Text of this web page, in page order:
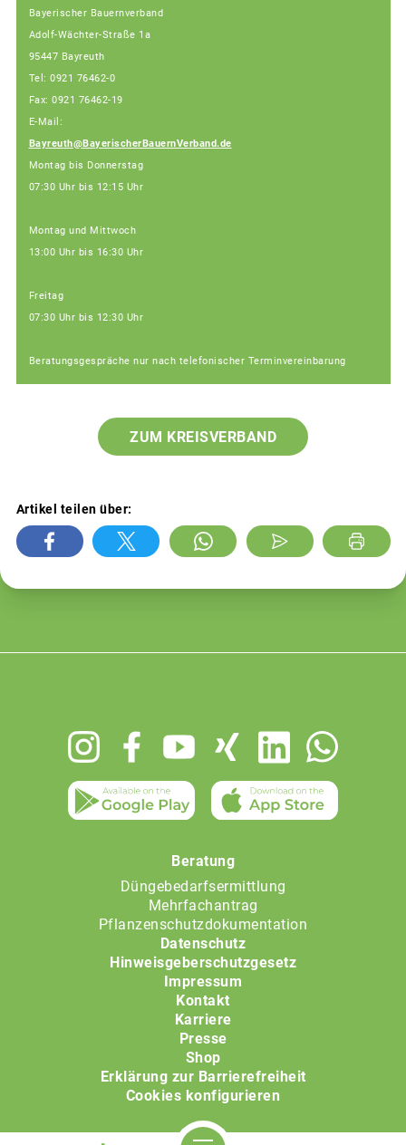
Bayerischer Bauernverband
Adolf-Wächter-Straße 1a
95447 Bayreuth
Tel: 0921 76462-0
Fax: 0921 76462-19
E-Mail:
Bayreuth@BayerischerBauernVerband.de
Montag bis Donnerstag
07:30 Uhr bis 12:15 Uhr
Montag und Mittwoch
13:00 Uhr bis 16:30 Uhr
Freitag
07:30 Uhr bis 12:30 Uhr
Beratungsgespräche nur nach telefonischer Terminvereinbarung
ZUM KREISVERBAND
Artikel teilen über:
Beratung
Düngebedarfsermittlung
Mehrfachantrag
Pflanzenschutzdokumentation
Datenschutz
Hinweisgeberschutzgesetz
Impressum
Kontakt
Karriere
Presse
Shop
Erklärung zur Barrierefreiheit
Cookies konfigurieren